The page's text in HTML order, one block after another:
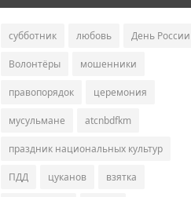
субботник любовь День России
Волонтёры мошенники
правопорядок церемония
мусульмане atcnbdfkm
праздник национальных культур
ПДД цуканов взятка